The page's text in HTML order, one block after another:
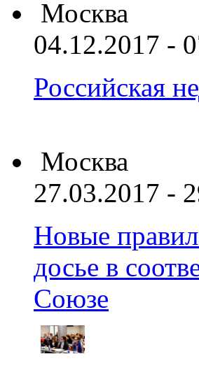
Москва
04.12.2017 -
Российская
Москва
27.03.2017 -
Новые
досье в
Союзе